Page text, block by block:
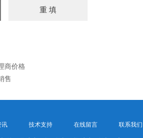
商价格
售
讯 技术支持 在线留言 联系我们